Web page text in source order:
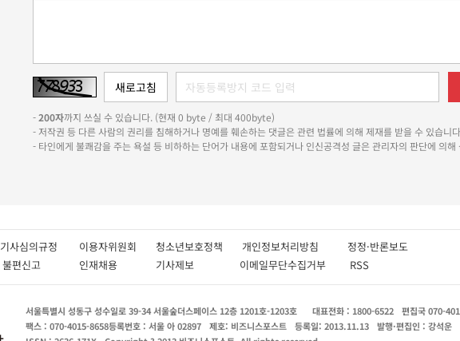
-200자까지 쓰실 수 있습니다. (현재 0 byte / 최대 400byte)
- 저작권 등 다른 사람의 권리를 침해하거나 명예를 훼손하는 댓글은 관련 법률에 의해 제재를 받을 수 있습니
- 타인에게 불쾌감을 주는 욕설 등 비하하는 단어가 내용에 포함되거나 인신공격성 글은 관리자의 판단에 의해
기사심의규정 이용자위원회 청소년보호정책 개인정보처리방침 정정·반론보도
불편신고 인재채용 기사제보 이메일무단수집거부 RSS
서울특별시 성동구 성수일로 39-34 서울숲더스페이스 12층 1201호-1203호 대표전화 : 1800-6522 편집국 070-
팩스 : 070-4015-8658등록번호 : 서울 아 02897 제호: 비즈니스포스트 등록일: 2013.11.13 발행·편집인 : 강석운